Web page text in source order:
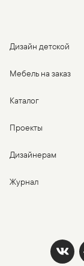
Дизайн детской
Мебель на заказ
Каталог
Проекты
Дизайнерам
Журнал